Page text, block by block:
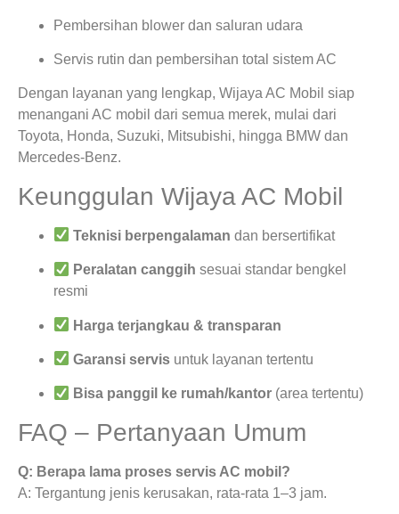
Pembersihan blower dan saluran udara
Servis rutin dan pembersihan total sistem AC
Dengan layanan yang lengkap, Wijaya AC Mobil siap
menangani AC mobil dari semua merek, mulai dari
Toyota, Honda, Suzuki, Mitsubishi, hingga BMW dan
Mercedes-Benz.
Keunggulan Wijaya AC Mobil
Teknisi berpengalaman dan bersertifikat
Peralatan canggih sesuai standar bengkel
resmi
Harga terjangkau & transparan
Garansi servis untuk layanan tertentu
Bisa panggil ke rumah/kantor (area tertentu)
FAQ – Pertanyaan Umum
Q: Berapa lama proses servis AC mobil?
A: Tergantung jenis kerusakan, rata-rata 1–3 jam.